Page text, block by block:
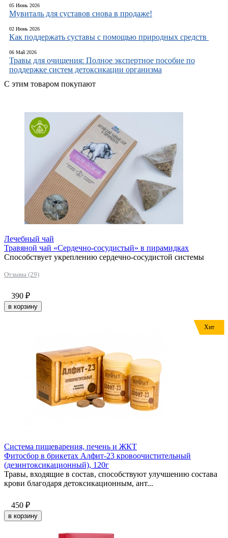
05 Июнь 2026
Мувиталь для суставов снова в продаже!
02 Июнь 2026
Как поддержать суставы с помощью природных средств
06 Май 2026
Травы для очищения: Полное экспертное пособие по
поддержке систем детоксикации организма
С этим товаром покупают
Лечебный чай
Травяной чай «Сердечно-сосудистый» в пирамидках
Способствует укреплению сердечно-сосудистой системы
Отзывы (29)
390 ₽
в корзину
Хит
Система пищеварения, печень и ЖКТ
Фитосбор в брикетах Алфит-23 кровоочистительный
(дезинтоксикационный), 120г
Травы, входящие в состав, способствуют улучшению состава
крови благодаря детоксикационным, ант...
450 ₽
в корзину